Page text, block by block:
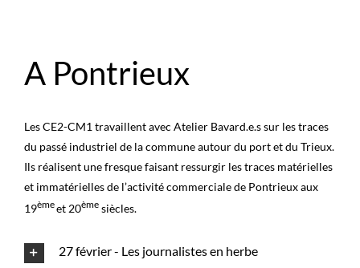
A Pontrieux
Les CE2-CM1 travaillent avec Atelier Bavard.e.s sur les traces
du passé industriel de la commune autour du port et du Trieux.
Ils réalisent une fresque faisant ressurgir les traces matérielles
et immatérielles de l’activité commerciale de Pontrieux aux
19èmeet 20èmesiècles.
27 février - Les journalistes en herbe